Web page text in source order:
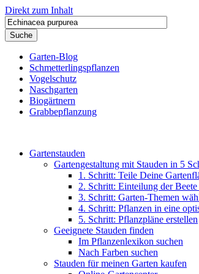
Direkt zum Inhalt
Garten-Blog
Schmetterlingspflanzen
Vogelschutz
Naschgarten
Biogärtnern
Grabbepflanzung
Gartenstauden
Gartengestaltung mit Stauden in 5
1. Schritt: Teile Deine
2. Schritt: Einteilung der
3. Schritt: Garten-Themen
4. Schritt: Pflanzen in eine
5. Schritt: Pflanzpläne erstellen
Geeignete Stauden finden
Im Pflanzenlexikon suchen
Nach Farben suchen
Stauden für meinen Garten kaufen